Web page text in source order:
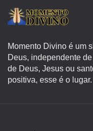
Momento Divino é um
Deus, independente
de Deus, Jesus ou
positiva, esse é o lugar.